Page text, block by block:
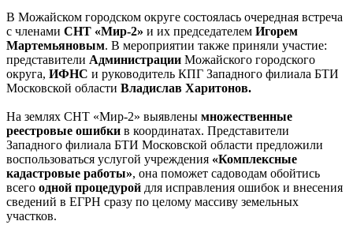
В Можайском городском округе состоялась очередная встреча
с членами СНТ «Мир-2» и их председателем Игорем
Мартемьяновым. В мероприятии также приняли участие:
представители Администрации Можайского городского
округа, ИФНС и руководитель КПГ Западного филиала БТИ
Московской области Владислав Харитонов.
На землях СНТ «Мир-2» выявлены множественные
реестровые ошибки в координатах. Представители
Западного филиала БТИ Московской области предложили
воспользоваться услугой учреждения «Комплексные
кадастровые работы», она поможет садоводам обойтись
всего одной процедурой для исправления ошибок и внесения
сведений в ЕГРН сразу по целому массиву земельных
участков.